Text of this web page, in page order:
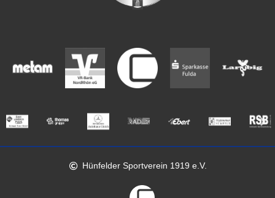
Hünfelder Sportverein 1919 e.V.